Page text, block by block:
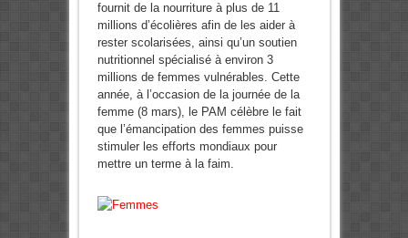
fournit de la nourriture à plus de 11
millions d’écolières afin de les aider à
rester scolarisées, ainsi qu’un soutien
nutritionnel spécialisé à environ 3
millions de femmes vulnérables. Cette
année, à l’occasion de la journée de la
femme (8 mars), le PAM célèbre le fait
que l’émancipation des femmes puisse
stimuler les efforts mondiaux pour
mettre un terme à la faim.